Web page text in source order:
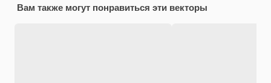
Вам также могут понравиться эти векторы